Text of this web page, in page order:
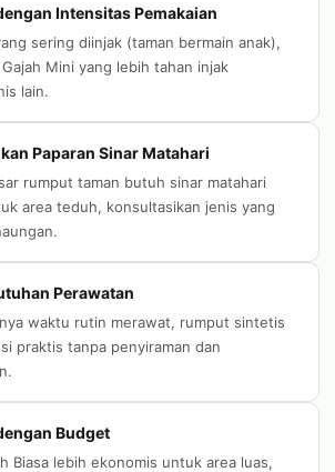
Intensitas Pemakaian
sering diinjak (taman bermain anak),
Mini yang lebih tahan injak
lain.
Paparan Sinar Matahari
rumput taman butuh sinar matahari
area teduh, konsultasikan jenis yang
Perawatan
waktu rutin merawat, rumput sintetis
praktis tanpa penyiraman dan
Budget
Biasa lebih ekonomis untuk area luas,